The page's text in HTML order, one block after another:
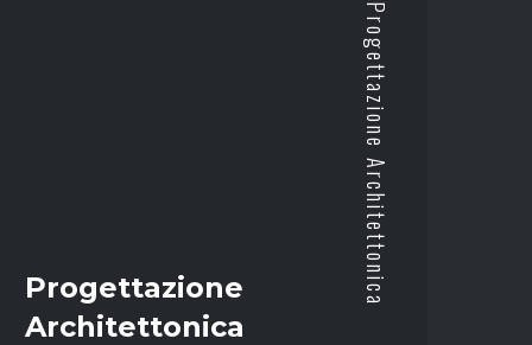
Progettazione Architettonica
Progettazione
Architettonica